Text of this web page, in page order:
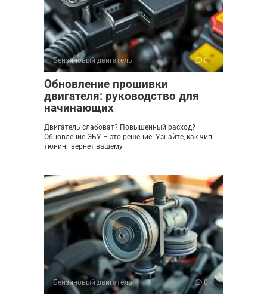
Бензиновый двигатель 0
Обновление прошивки
двигателя: руководство для
начинающих
Двигатель слабоват? Повышенный расход?
Обновление ЭБУ – это решение! Узнайте, как чип-
тюнинг вернет вашему
Бензиновый двигатель 0